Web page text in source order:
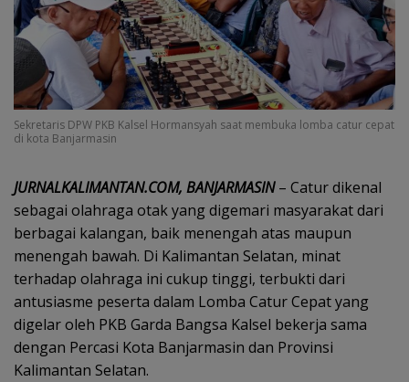
Sekretaris DPW PKB Kalsel Hormansyah saat membuka lomba catur cepat
di kota Banjarmasin
JURNALKALIMANTAN.COM, BANJARMASIN– Catur dikenal
sebagai olahraga otak yang digemari masyarakat dari
berbagai kalangan, baik menengah atas maupun
menengah bawah. Di Kalimantan Selatan, minat
terhadap olahraga ini cukup tinggi, terbukti dari
antusiasme peserta dalam Lomba Catur Cepat yang
digelar oleh PKB Garda Bangsa Kalsel bekerja sama
dengan Percasi Kota Banjarmasin dan Provinsi
Kalimantan Selatan.